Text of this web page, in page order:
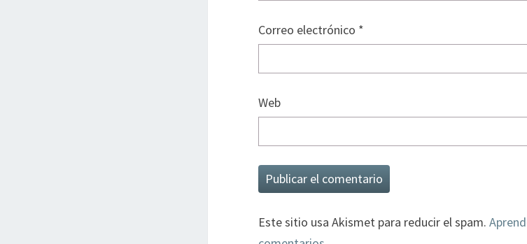
Correo electrónico *
Web
Este sitio usa Akismet para reducir el spam.